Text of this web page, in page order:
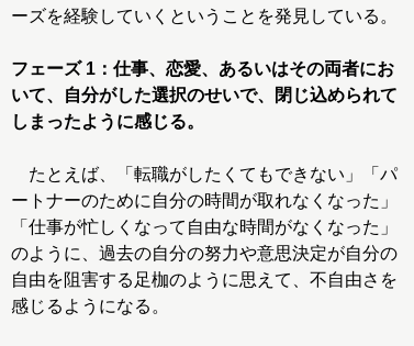
ーズを経験していくということを発見している。
フェーズ 1：仕事、恋愛、あるいはその両者にお
いて、自分がした選択のせいで、閉じ込められて
しまったように感じる。
たとえば、「転職がしたくてもできない」「パ
ートナーのために自分の時間が取れなくなった」
「仕事が忙しくなって自由な時間がなくなった」
のように、過去の自分の努力や意思決定が自分の
自由を阻害する足枷のように思えて、不自由さを
感じるようになる。